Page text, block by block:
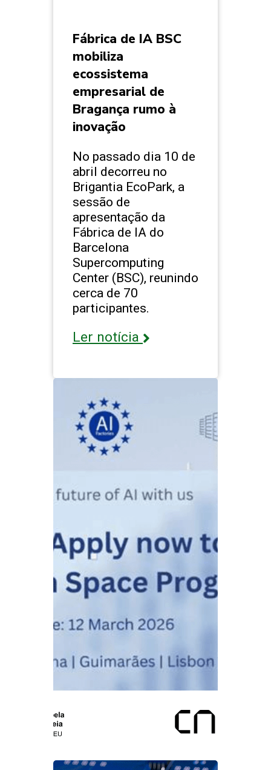
Fábrica de IA BSC
mobiliza
ecossistema
empresarial de
Bragança rumo à
inovação
No passado dia 10 de
abril decorreu no
Brigantia EcoPark, a
sessão de
apresentação da
Fábrica de IA do
Barcelona
Supercomputing
Center (BSC), reunindo
cerca de 70
participantes.
Ler notícia